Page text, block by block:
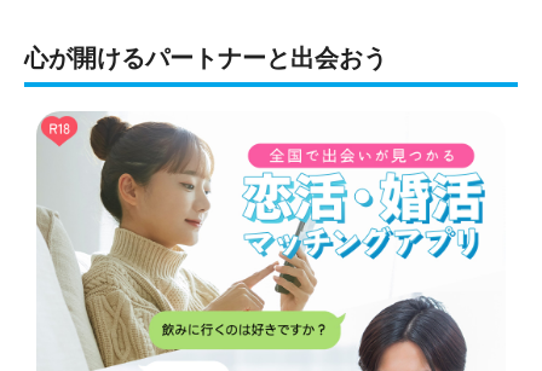
心が開けるパートナーと出会おう